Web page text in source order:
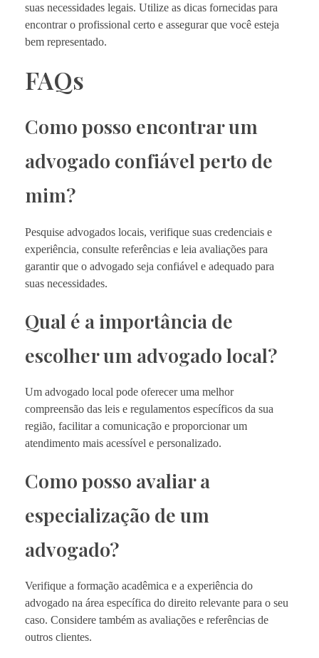
suas necessidades legais. Utilize as dicas fornecidas para
encontrar o profissional certo e assegurar que você esteja
bem representado.
FAQs
Como posso encontrar um
advogado confiável perto de
mim?
Pesquise advogados locais, verifique suas credenciais e
experiência, consulte referências e leia avaliações para
garantir que o advogado seja confiável e adequado para
suas necessidades.
Qual é a importância de
escolher um advogado local?
Um advogado local pode oferecer uma melhor
compreensão das leis e regulamentos específicos da sua
região, facilitar a comunicação e proporcionar um
atendimento mais acessível e personalizado.
Como posso avaliar a
especialização de um
advogado?
Verifique a formação acadêmica e a experiência do
advogado na área específica do direito relevante para o seu
caso. Considere também as avaliações e referências de
outros clientes.